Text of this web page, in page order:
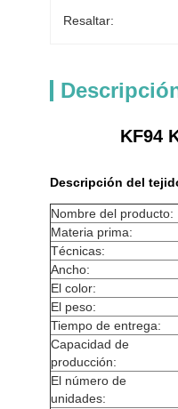
Resaltar:
KF94
Descripción del
Nombre del producto:
Materia prima:
Técnicas:
Ancho:
El color:
El peso:
Tiempo de entrega:
Capacidad de
producción:
El número de
unidades: